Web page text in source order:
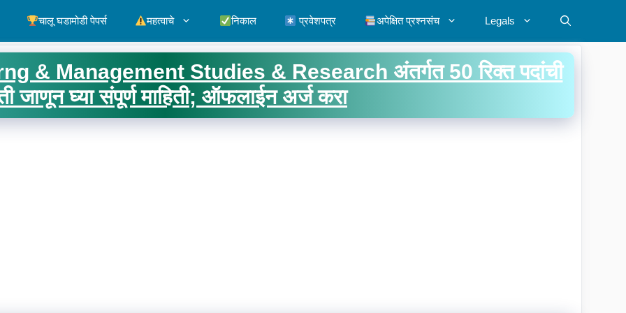
चालू घडामोडी पेपर्स महत्वाचे निकाल प्रवेशपत्र अपेक्षित प्रश्नसंच Legals
& Management Studies & Research अंतर्गत 50 रिक्त पदांची
जाणून घ्या संपूर्ण माहिती; ऑफलाईन अर्ज करा